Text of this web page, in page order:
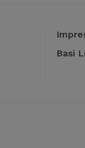
Basi